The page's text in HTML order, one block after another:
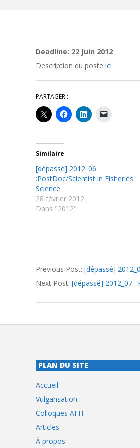
Deadline: 22 Juin 2012
Description du poste ici
PARTAGER :
Similaire
[dépassé] 2012_06
:PostDoc/Scientist in Fisheries
Science
28 février 2012
Dans "2012"
06-
12
Previous Post: [dépassé]
Next Post: [dépassé] 2012_07
PLAN DU SITE
Accueil
Vulgarisation
Colloques AFH
Articles
À propos